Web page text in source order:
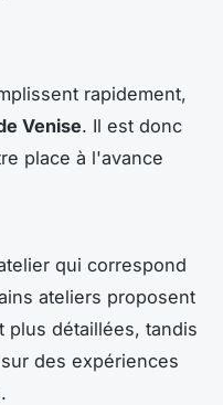
rapidement,
Venise. Il est donc
place à l'avance
qui correspond
ateliers proposent
plus détaillées, tandis
des expériences